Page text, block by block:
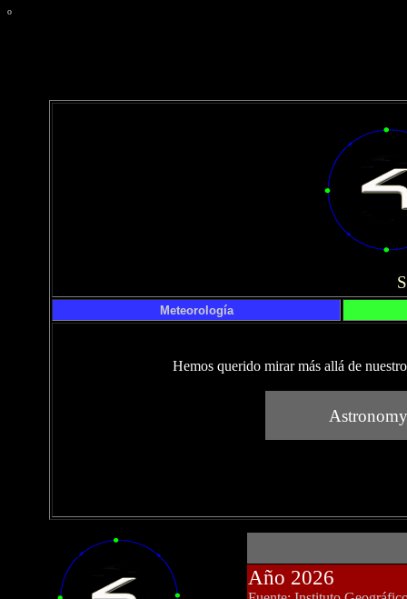
º
Año 2026
Meteorología
Hemos querido mirar más allá de